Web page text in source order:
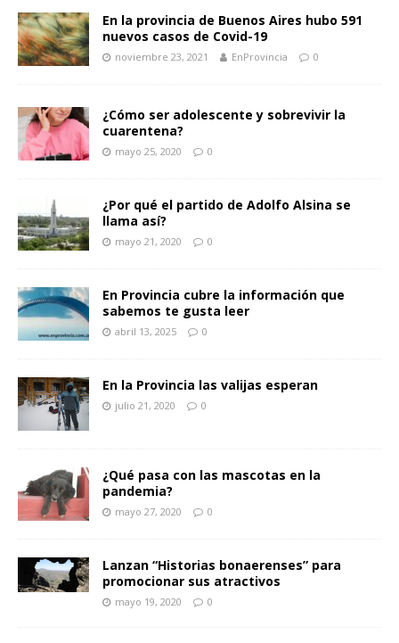
En la provincia de Buenos Aires hubo 591
nuevos casos de Covid-19
noviembre 23, 2021 EnProvincia 0
¿Cómo ser adolescente y sobrevivir la
cuarentena?
mayo 25, 2020 0
¿Por qué el partido de Adolfo Alsina se
llama así?
mayo 21, 2020 0
En Provincia cubre la información que
sabemos te gusta leer
abril 13, 2025 0
En la Provincia las valijas esperan
julio 21, 2020 0
¿Qué pasa con las mascotas en la
pandemia?
mayo 27, 2020 0
Lanzan “Historias bonaerenses” para
promocionar sus atractivos
mayo 19, 2020 0